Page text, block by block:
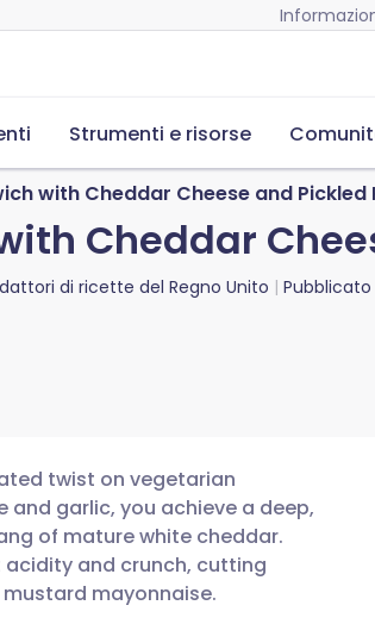
Strumenti e risorse
with Cheddar Cheese and Pickled
Cheddar
di ricette del Regno Unito
twist on vegetarian
garlic, you achieve a deep,
of mature white cheddar.
and crunch, cutting
mayonnaise.